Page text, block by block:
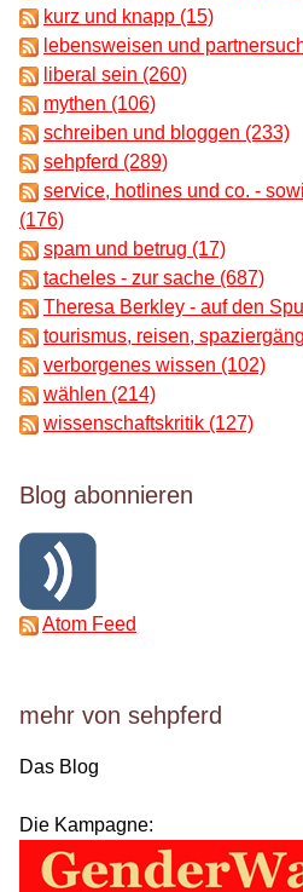
kurz und knapp (15)
lebensweisen und
liberal sein (260)
mythen (106)
schreiben und bloggen (233)
sehpferd (289)
service, hotlines und co. -
(176)
spam und betrug (17)
tacheles - zur sache (687)
Theresa Berkley - auf den
tourismus, reisen,
verborgenes wissen (102)
wählen (214)
wissenschaftskritik (127)
Blog abonnieren
Atom Feed
mehr von sehpferd
Das Blog
Die Kampagne: